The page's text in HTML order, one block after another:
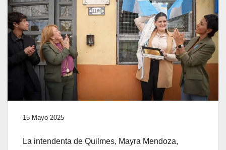
15 Mayo 2025
La intendenta de Quilmes, Mayra Mendoza,